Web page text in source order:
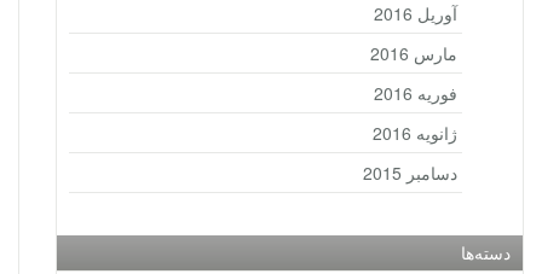
آوریل 2016
مارس 2016
فوریه 2016
ژانویه 2016
دسامبر 2015
دسته‌ها